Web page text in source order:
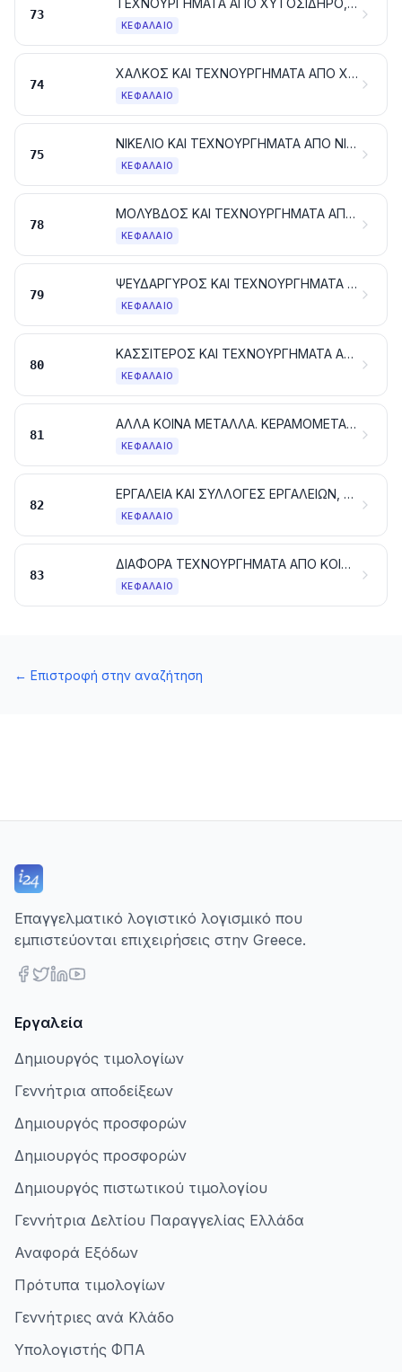
73
ΤΕΧΝΟΥΡΓΗΜΑΤΑ ΑΠΟ ΧΥΤΟΣΙΔΗΡΟ, ΣΙΔΗΡΟ Ή ΧΑΛΥΒΑ
ΚΕΦΆΛΑΙΟ
74
ΧΑΛΚΟΣ ΚΑΙ ΤΕΧΝΟΥΡΓΗΜΑΤΑ ΑΠΟ ΧΑΛΚΟ
ΚΕΦΆΛΑΙΟ
75
ΝΙΚΕΛΙΟ ΚΑΙ ΤΕΧΝΟΥΡΓΗΜΑΤΑ ΑΠΟ ΝΙΚΕΛΙΟ
ΚΕΦΆΛΑΙΟ
78
ΜΟΛΥΒΔΟΣ ΚΑΙ ΤΕΧΝΟΥΡΓΗΜΑΤΑ ΑΠΟ ΜΟΛΥΒΔΟ
ΚΕΦΆΛΑΙΟ
79
ΨΕΥΔΑΡΓΥΡΟΣ ΚΑΙ ΤΕΧΝΟΥΡΓΗΜΑΤΑ ΑΠΟ ΨΕΥΔΑΡΓΥΡΟ
ΚΕΦΆΛΑΙΟ
80
ΚΑΣΣΙΤΕΡΟΣ ΚΑΙ ΤΕΧΝΟΥΡΓΗΜΑΤΑ ΑΠΟ ΚΑΣΣΙΤΕΡΟ
ΚΕΦΆΛΑΙΟ
81
ΑΛΛΑ ΚΟΙΝΑ ΜΕΤΑΛΛΑ. ΚΕΡΑΜΟΜΕΤΑΛΛΟΥΡΓΙΚΕΣ ΣΥΝΘΕΣΕΙΣ. ΤΕΧΝΟΥΡΓΗΜΑΤΑ ΑΠΟ ΤΙΣ ΥΛΕΣ ΑΥΤΕΣ
ΚΕΦΆΛΑΙΟ
82
ΕΡΓΑΛΕΙΑ ΚΑΙ ΣΥΛΛΟΓΕΣ ΕΡΓΑΛΕΙΩΝ, ΕΙΔΗ ΜΑΧΑΙΡΟΠΟΙΙΑΣ, ΚΟΥΤΑΛΙΑ ΚΑΙ ΠΙΡΟΥΝΙΑ, ΑΠΟ ΚΟΙΝΑ ΜΕΤΑΛΛΑ. ΜΕΡΗ ΤΩΝ ΕΙΔΩΝ ΑΥΤΩΝ, ΑΠΟ ΚΟΙΝΑ ΜΕΤΑΛΛΑ
ΚΕΦΆΛΑΙΟ
83
ΔΙΑΦΟΡΑ ΤΕΧΝΟΥΡΓΗΜΑΤΑ ΑΠΟ ΚΟΙΝΑ ΜΕΤΑΛΛΑ
ΚΕΦΆΛΑΙΟ
← Επιστροφή στην αναζήτηση
Επαγγελματικό λογιστικό λογισμικό που
εμπιστεύονται επιχειρήσεις στην Greece.
Εργαλεία
Δημιουργός τιμολογίων
Γεννήτρια αποδείξεων
Δημιουργός προσφορών
Δημιουργός προσφορών
Δημιουργός πιστωτικού τιμολογίου
Γεννήτρια Δελτίου Παραγγελίας Ελλάδα
Αναφορά Εξόδων
Πρότυπα τιμολογίων
Γεννήτριες ανά Κλάδο
Υπολογιστής ΦΠΑ